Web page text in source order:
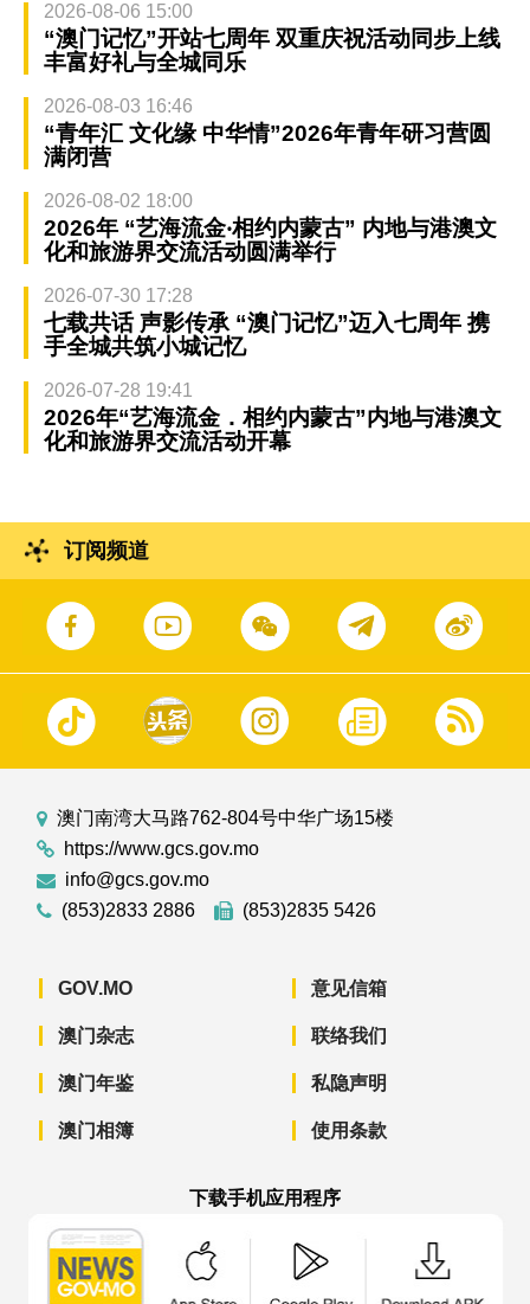
2026-08-06 15:00
“澳门记忆”开站七周年 双重庆祝活动同步上线
丰富好礼与全城同乐
2026-08-03 16:46
“青年汇 文化缘 中华情”2026年青年研习营圆
满闭营
2026-08-02 18:00
2026年 “艺海流金‧相约内蒙古” 内地与港澳文
化和旅游界交流活动圆满举行
2026-07-30 17:28
七载共话 声影传承 “澳门记忆”迈入七周年 携
手全城共筑小城记忆
2026-07-28 19:41
2026年“艺海流金．相约内蒙古”内地与港澳文
化和旅游界交流活动开幕
订阅频道
澳门南湾大马路762-804号中华广场15楼
https://www.gcs.gov.mo
info@gcs.gov.mo
(853)2833 2886
(853)2835 5426
GOV.MO
澳门杂志
澳门年鉴
澳门相簿
意见信箱
联络我们
私隐声明
使用条款
下载手机应用程序